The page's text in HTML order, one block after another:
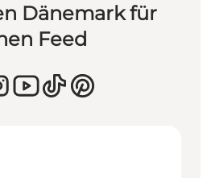
Dänemark für
Feed